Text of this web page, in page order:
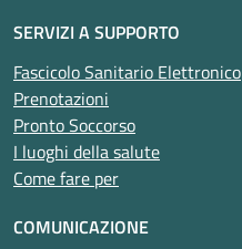
SERVIZI A SUPPORTO
Fascicolo Sanitario Elettronico
Prenotazioni
Pronto Soccorso
I luoghi della salute
Come fare per
COMUNICAZIONE